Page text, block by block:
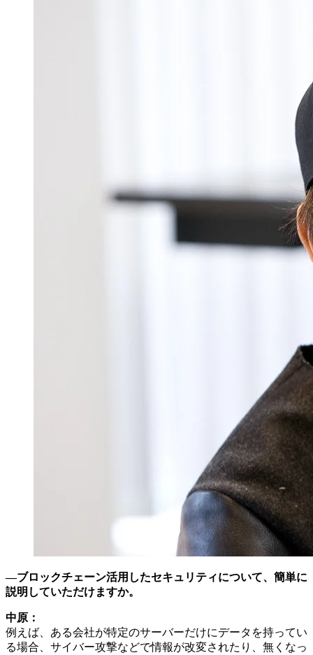
―ブロックチェーン活用したセキュリティについて、簡単に
説明していただけますか。
中原：
例えば、ある会社が特定のサーバーだけにデータを持ってい
る場合、サイバー攻撃などで情報が改変されたり、無くなっ